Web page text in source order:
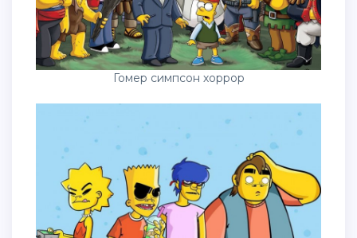
Гомер симпсон хоррор